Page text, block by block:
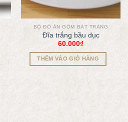
BỘ ĐỒ ĂN GỐM BÁT TRÀNG
Đĩa trắng bầu dục
60.000₫
THÊM VÀO GIỎ HÀNG